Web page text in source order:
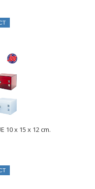
10 x 15 x 12 cm.